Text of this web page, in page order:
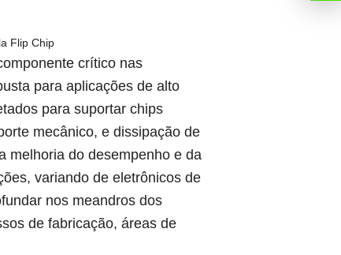
Flip Chip
crítico nas
para aplicações de alto
para suportar chips
mecânico, e dissipação de
melhoria do desempenho e da
variando de eletrônicos de
nos meandros dos
de fabricação, áreas de